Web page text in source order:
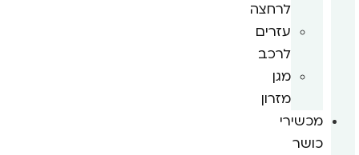
לרחצה
עזרים
לרכב
מגן
מזרון
מכשירי
כושר